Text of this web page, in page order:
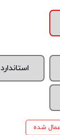
استاندارد
شده